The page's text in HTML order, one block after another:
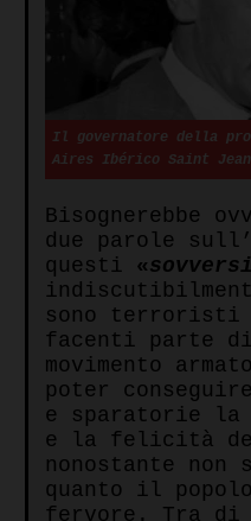
Il governatore della
Aires Ibérico Saint Jean
Bisognerebbe
due parole
questi «
sono
facenti parte
movimento
poter
e sparatorie
e la felicità
nonostante non
quanto il
fervore. Tra di